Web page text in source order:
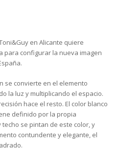
en Alicante quiere
para configurar la nueva imagen
se convierte en el elemento
la luz y multiplicando el espacio.
hace el resto. El color blanco
definido por la propia
se pintan de este color, y
contundente y elegante, el